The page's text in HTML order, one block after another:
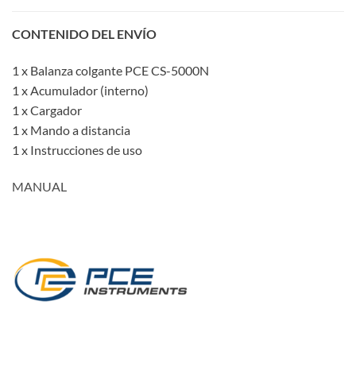
CONTENIDO DEL ENVÍO
1 x Balanza colgante PCE CS-5000N
1 x Acumulador (interno)
1 x Cargador
1 x Mando a distancia
1 x Instrucciones de uso
MANUAL